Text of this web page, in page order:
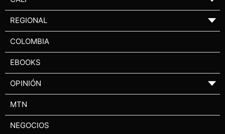
REGIONAL ▼
COLOMBIA
EBOOKS
OPINIÓN ▼
MTN
NEGOCIOS